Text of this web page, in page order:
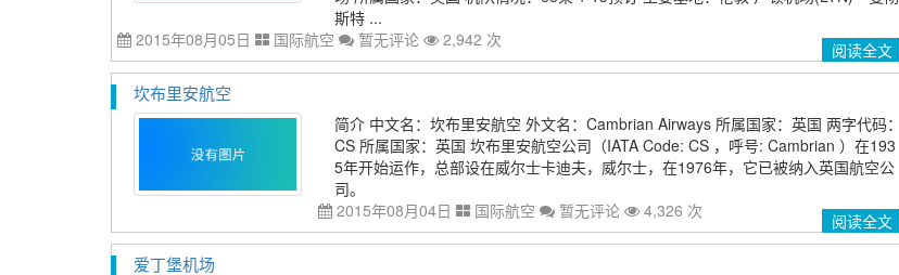
斯特 ...
2015年08月05日
国际航空 暂无评论 2,942 次 阅读全文
坎布里安航空
简介 中文名：坎布里安航空 外文名：Cambrian Airways 所属国家：英国 两字代码：
CS 所属国家：英国 坎布里安航空公司（IATA Code: CS ，呼号: Cambrian ）在193
5年开始运作，总部设在威尔士卡迪夫，威尔士，在1976年，它已被纳入英国航空公
司。
2015年08月04日
国际航空 暂无评论 4,326 次 阅读全文
爱丁堡机场